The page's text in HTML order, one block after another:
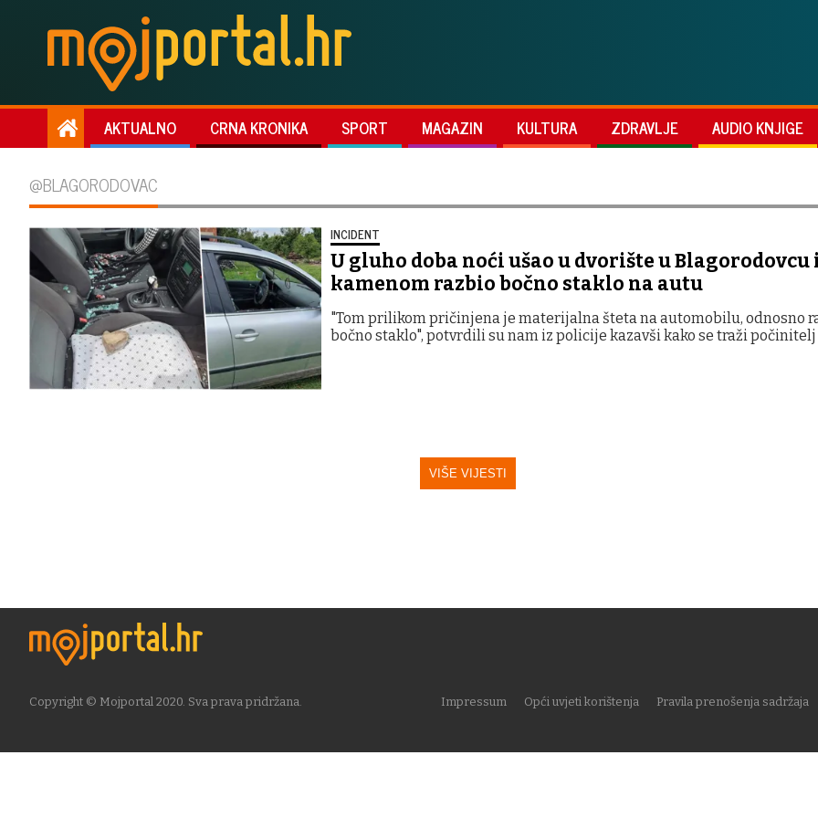
AKTUALNO CRNA KRONIKA SPORT MAGAZIN KULTURA ZDRAVLJE AUDIO KNJIGE
@BLAGORODOVAC
INCIDENT
U gluho doba noći ušao u dvorište u Blagorodovcu
kamenom razbio bočno staklo na autu
"Tom prilikom pričinjena je materijalna šteta na automobilu, odnosno
bočno staklo", potvrdili su nam iz policije kazavši kako se traži počinitelj
VIŠE VIJESTI
Copyright © Mojportal 2020. Sva prava pridržana. Impressum Opći uvjeti korištenja Pravila prenošenja sadržaja